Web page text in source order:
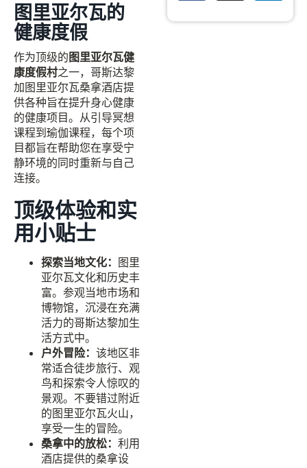
图里亚尔瓦的
健康度假
作为顶级的 图里亚尔瓦健
康度假村之一，哥斯达黎
加图里亚尔瓦桑拿酒店提
供各种旨在提升身心健康
的健康项目。从引导冥想
课程到瑜伽课程，每个项
目都旨在帮助您在享受宁
静环境的同时重新与自己
连接。
顶级体验和实
用小贴士
探索当地文化： 图里
亚尔瓦文化和历史丰
富。参观当地市场和
博物馆，沉浸在充满
活力的哥斯达黎加生
活方式中。
户外冒险： 该地区非
常适合徒步旅行、观
鸟和探索令人惊叹的
景观。不要错过附近
的图里亚尔瓦火山，
享受一生的冒险。
桑拿中的放松： 利用
酒店提供的桑拿设